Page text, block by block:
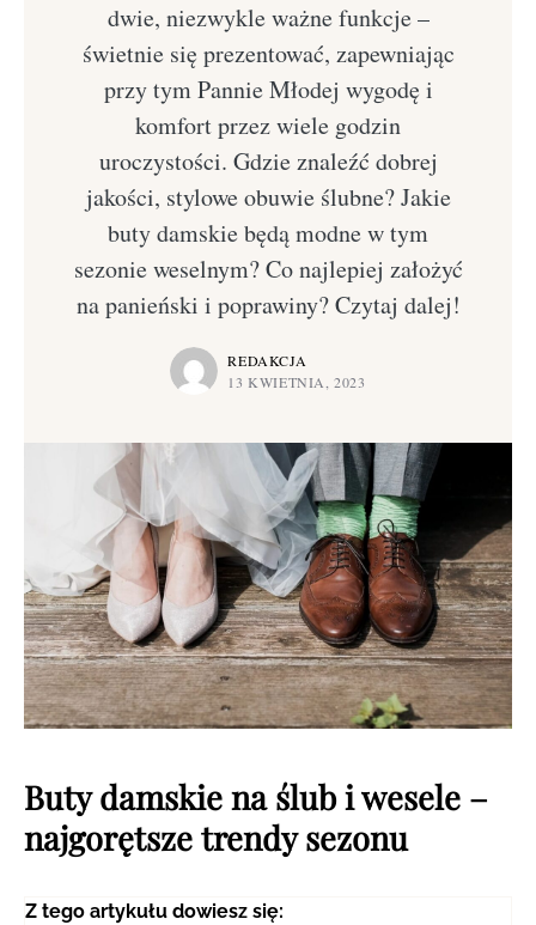
dwie, niezwykle ważne funkcje –
świetnie się prezentować, zapewniając
przy tym Pannie Młodej wygodę i
komfort przez wiele godzin
uroczystości. Gdzie znaleźć dobrej
jakości, stylowe obuwie ślubne? Jakie
buty damskie będą modne w tym
sezonie weselnym? Co najlepiej założyć
na panieński i poprawiny? Czytaj dalej!
REDAKCJA
13 KWIETNIA, 2023
Buty damskie na ślub i wesele –
najgorętsze trendy sezonu
Z tego artykułu dowiesz się: